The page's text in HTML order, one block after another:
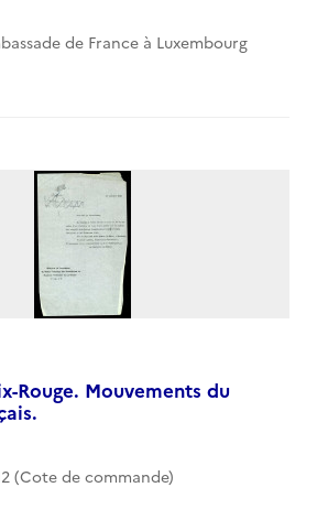
de France à Luxembourg
Rouge. Mouvements du
(Cote de commande)